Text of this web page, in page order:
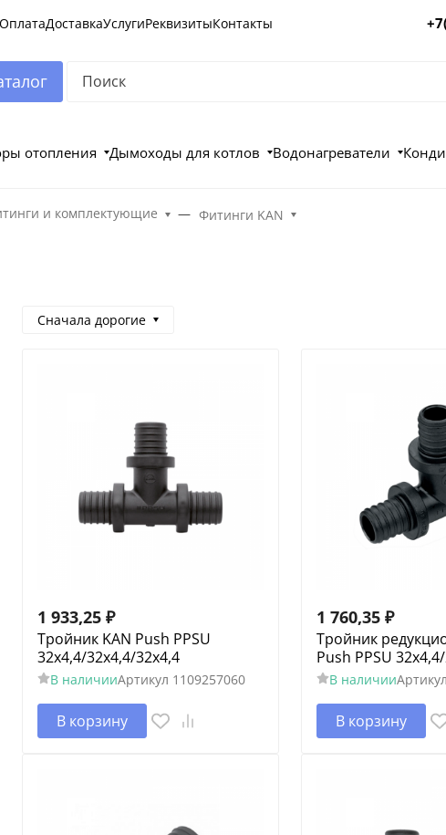
ОплатаДоставкаУслугиРеквизитыКонтакты
отопления Дымоходы для котлов Водонагреватели
и комплектующие Фитинги KAN
Сначала дорогие
1 933,25 ₽
Тройник KAN Push PPSU
32х4,4/32х4,4/32х4,4
В наличииАртикул 1109257060
В корзину
1 760,35 ₽
Тройник
Push PPSU
В наличииАртикул
В корзину